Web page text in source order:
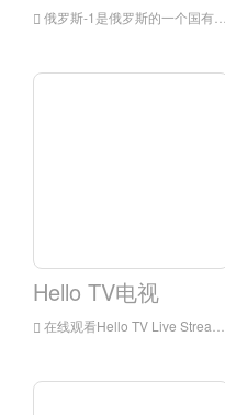
俄罗斯-1是俄罗斯的一个国有电视频道,在1991年开始播出,主要在娱乐节目上竞争.
Hello TV电视
在线观看Hello TV Live Streaming，Hello TV live Streaming，Hello TV是俄罗斯的一家电视台